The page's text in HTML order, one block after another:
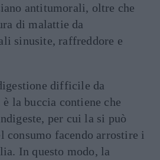
antitumorali, oltre che
di malattie da
sinusite, raffreddore e
difficile da
la buccia contiene che
per cui la si può
consumo facendo arrostire i
In questo modo, la